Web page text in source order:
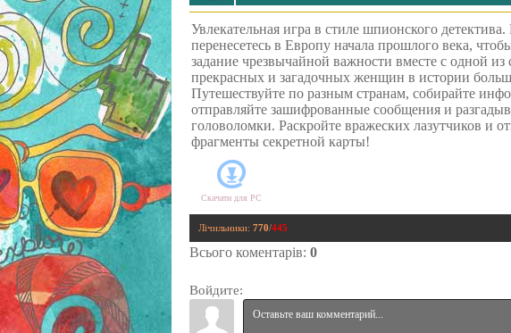
Увлекательная игра в стиле шпионского
перенесетесь в Европу начала прошлого века,
задание чрезвычайной важности вместе с одной из
прекрасных и загадочных женщин в истории
Путешествуйте по разным странам, собирайте
отправляйте зашифрованные сообщения и
головоломки. Раскройте вражеских лазутчиков и
фрагменты секретной карты!
Скачати для PC
Лічильники: 770/445
Всього коментарів: 0
Войдите: